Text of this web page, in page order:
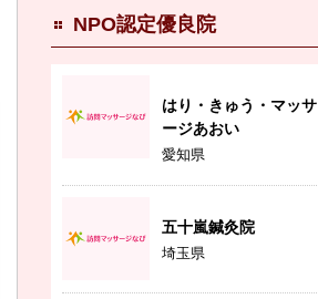
NPO認定優良院
はり・きゅう・マッサ
ージあおい
愛知県
五十嵐鍼灸院
埼玉県